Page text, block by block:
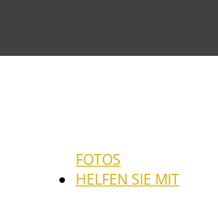
FOTOS
HELFEN SIE MIT